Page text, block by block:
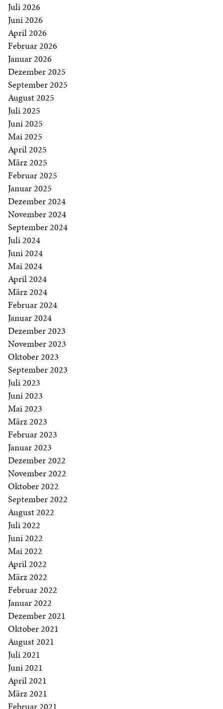
Juli 2026
Juni 2026
April 2026
Februar 2026
Januar 2026
Dezember 2025
September 2025
August 2025
Juli 2025
Juni 2025
Mai 2025
April 2025
März 2025
Februar 2025
Januar 2025
Dezember 2024
November 2024
September 2024
Juli 2024
Juni 2024
Mai 2024
April 2024
März 2024
Februar 2024
Januar 2024
Dezember 2023
November 2023
Oktober 2023
September 2023
Juli 2023
Juni 2023
Mai 2023
März 2023
Februar 2023
Januar 2023
Dezember 2022
November 2022
Oktober 2022
September 2022
August 2022
Juli 2022
Juni 2022
Mai 2022
April 2022
März 2022
Februar 2022
Januar 2022
Dezember 2021
Oktober 2021
August 2021
Juli 2021
Juni 2021
April 2021
März 2021
Februar 2021